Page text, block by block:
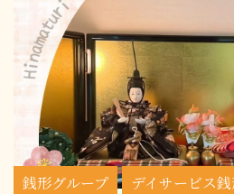
銭形グループ デイサービス